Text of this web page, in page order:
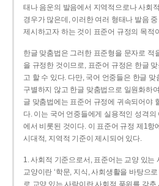
태나 음운의 발음에서 지역적으로나 사회
경우가 많은데, 이러한 여러 형태나 발음
제시하고자 하는 것이 표준어 규정의 목적
한글 맞춤법은 그러한 표준형을 문자로 적
을 규정한 것이므로, 표준어 규정은 한글
고 할 수 있다. 다만, 국어 언중들은 한글 맞
구별하지 않고 한글 맞춤법으로 일원화하
글 맞춤법에는 표준어 규정에 귀속되어야
다. 이는 국어 언중들에게 실용적인 성격
에서 비롯된 것이다. 이 표준어 규정 제1항
시대적, 지역적 기준이 제시되어 있다.
1. 사회적 기준으로서, 표준어는 교양 있는
교양이란 ‘학문, 지식, 사회생활을 바탕으
로 교양 있는 사람이란 사회적 품위를 갖춘